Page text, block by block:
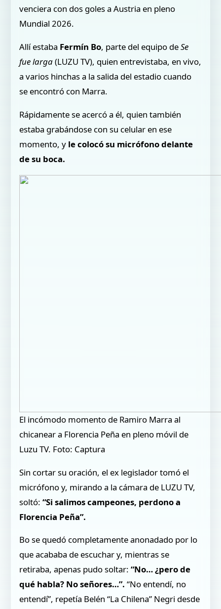
venciera con dos goles a Austria en pleno
Mundial 2026.
Allí estaba Fermín Bo, parte del equipo deSe
fue larga(LUZU TV), quien entrevistaba, en vivo,
a varios hinchas a la salida del estadio cuando
se encontró con Marra.
Rápidamente se acercó a él, quien también
estaba grabándose con su celular en ese
momento, y le colocó su micrófono delante
de su boca.
El incómodo momento de Ramiro Marra al
chicanear a Florencia Peña en pleno móvil de
Luzu TV. Foto: Captura
Sin cortar su oración, el ex legislador tomó el
micrófono y, mirando a la cámara de LUZU TV,
soltó:“Si salimos campeones, perdono a
Florencia Peña”.
Bo se quedó completamente anonadado por lo
que acababa de escuchar y, mientras se
retiraba, apenas pudo soltar:“No… ¿pero de
qué habla? No señores…”. “No entendí, no
entendí”, repetía Belén “La Chilena” Negri desde